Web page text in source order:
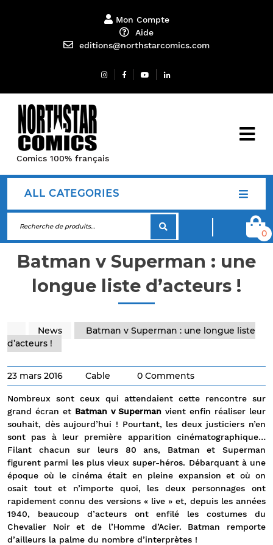
Mon Compte
Aide
editions@northstarcomics.com
Comics 100% français
ALL CATEGORIES
0
Batman v Superman : une
longue liste d’acteurs !
News
Batman v Superman : une longue liste
d’acteurs !
23 mars 2016 Cable 0 Comments
Nombreux sont ceux qui attendaient cette rencontre sur
grand écran et Batman v Superman vient enfin réaliser leur
souhait, dès aujourd’hui ! Pourtant, les deux justiciers n’en
sont pas à leur première apparition cinématographique…
Filant chacun sur leurs 80 ans, Batman et Superman
figurent parmi les plus vieux super-héros. Débarquant à une
époque où le cinéma était en pleine expansion et où on
osait tout et n’importe quoi, les deux personnages ont
rapidement connu des versions « live » et, depuis les années
1940, beaucoup d’acteurs ont enfilé les costumes du
Chevalier Noir et de l’Homme d’Acier. Batman remporte
d’ailleurs la palme du nombre d’interprètes !